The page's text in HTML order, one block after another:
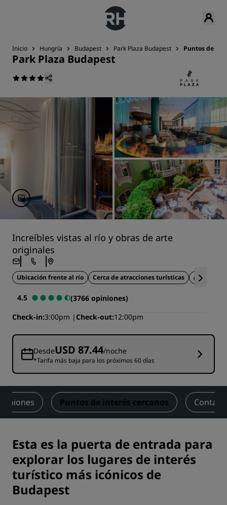
Inicio Hungría Budapest Park Plaza Budapest Puntos de
Park Plaza Budapest
Increíbles vistas al río y obras de arte
originales
Ubicación frente al río Cerca de atracciones turísticas
4.5
(3766 opiniones)
Check-in 3:00pm Check-out 12:00pm
DesdeUSD 87.44/noche
*Tarifa más baja para los próximos 60 días
Puntos de interés cercanos
Esta es la puerta de entrada para
explorar los lugares de interés
turístico más icónicos de
Budapest